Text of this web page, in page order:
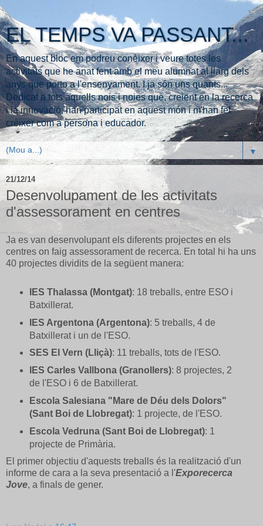
EL TEMPS VA PASSANT...
En aquest bloc em podreu conèixer i veure totes les
activitats que he anat fent amb el meu alumnat al llarg dels
anys que porto a l'ensenyament. I ja són uns quants...
Dedicat a tots aquells nois i noies que, creient en la recerca
i la innovació, han participat en aquest món i m'han fet
crèixer com a persona i educador.
▼
21/12/14
Desenvolupament de les activitats
d'assessorament en centres
Ja es van desenvolupant els diferents projectes en els
centres on faig assessorament de recerca. En total hi ha uns
40 projectes dividits de la següent manera:
IES Thalassa (Montgat): 18 treballs, entre ESO i
Batxillerat.
IES Argentona (Argentona): 5 treballs, 4 de
Batxillerat i un de l'ESO.
SES El Vern (Lliçà): 11 treballs, tots de l'ESO.
IES Carles Vallbona (Granollers): 8 projectes, 2
de l'ESO i 6 de Batxillerat.
Escola Salesiana "Mare de Déu dels Dolors"
(Sant Boi de Llobregat): 1 projecte, de l'ESO.
Escola Vedruna (Sant Boi de Llobregat): 1
projecte de Primària.
El primer objectiu d'aquests treballs és la realització d'un
informe de cara a la seva presentació a l'Exporecerca
Jove, a finals de gener.